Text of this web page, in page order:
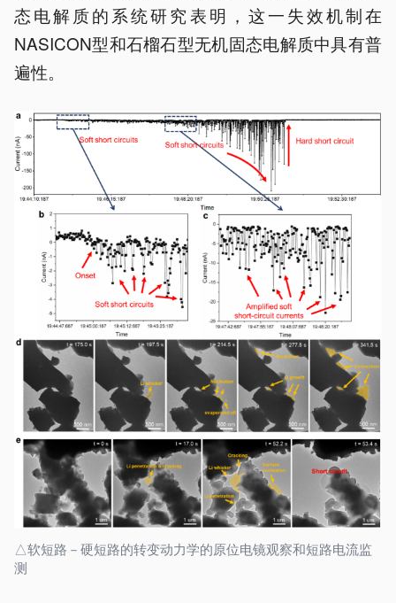
态电解质的系统研究表明，这一失效机制在
NASICON型和石榴石型无机固态电解质中具有普
遍性。
△软短路－硬短路的转变动力学的原位电镜观察和短路电流监
测